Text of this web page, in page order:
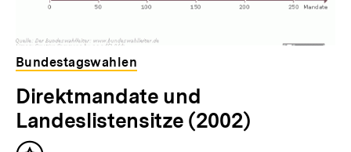
Bundestagswahlen
Direktmandate und
Landeslistensitze (2002)